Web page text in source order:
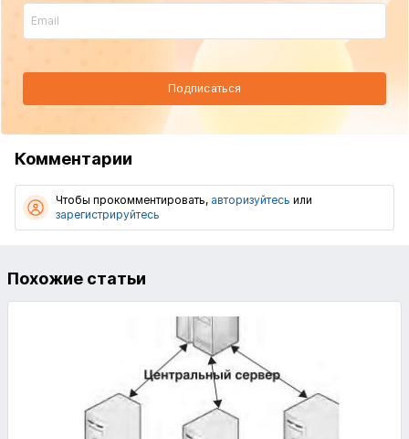
Подписаться
Комментарии
Чтобы прокомментировать, авторизуйтесь или
зарегистрируйтесь
Похожие статьи